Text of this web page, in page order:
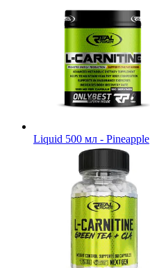
Liquid 500 мл - Pineapple